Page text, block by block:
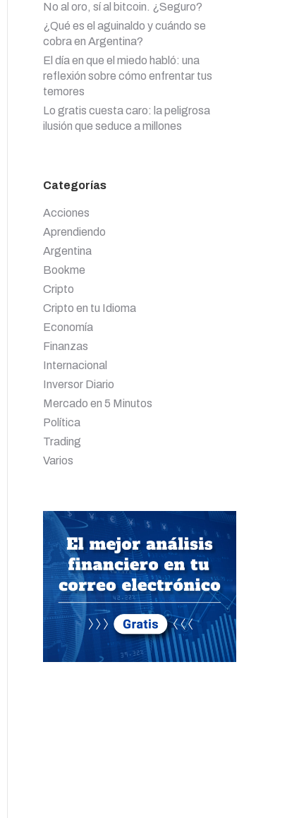
No al oro, sí al bitcoin. ¿Seguro?
¿Qué es el aguinaldo y cuándo se
cobra en Argentina?
El día en que el miedo habló: una
reflexión sobre cómo enfrentar tus
temores
Lo gratis cuesta caro: la peligrosa
ilusión que seduce a millones
Categorías
Acciones
Aprendiendo
Argentina
Bookme
Cripto
Cripto en tu Idioma
Economía
Finanzas
Internacional
Inversor Diario
Mercado en 5 Minutos
Política
Trading
Varios